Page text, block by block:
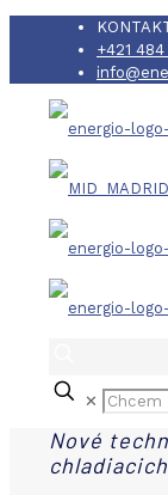
+421 484
✕
Nové